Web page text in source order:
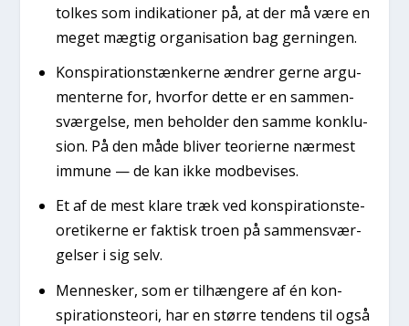
tol­kes som indi­ka­tio­ner på, at der må være en
meget mæg­tig orga­ni­sa­tion bag ger­nin­gen.
Kon­spira­tions­tæn­ker­ne ændrer ger­ne argu­
men­ter­ne for, hvor­for det­te er en sam­men­
svær­gel­se, men behol­der den sam­me kon­klu­
sion. På den måde bli­ver teo­ri­er­ne nær­mest
immu­ne — de kan ikke mod­be­vi­ses.
Et af de mest kla­re træk ved kon­spira­tions­te­
o­re­ti­ker­ne er fak­tisk tro­en på sam­men­svær­
gel­ser i sig selv.
Men­ne­sker, som er til­hæn­ge­re af én kon­
spira­tions­te­o­ri, har en stør­re ten­dens til også